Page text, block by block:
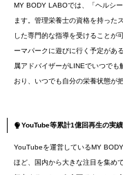
MY BODY LABOでは、「ヘルシ
ます。管理栄養士の資格を持った
した専門的な指導を受けることが
ーマパークに遊びに行く予定があ
属アドバイザーがLINEでいつでも
おり、いつでも自分の栄養状態が
YouTube等累計1億回再生の実績
YouTubeを運営しているMY
ほど、国内から大きな注目を集め